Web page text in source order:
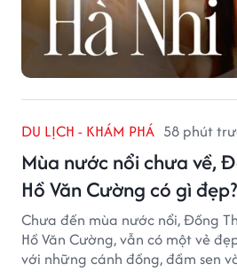
DU LỊCH - KHÁM PHÁ 58 phút
Mùa nước nổi chưa về,
Hồ Văn Cường có gì đẹp?
Chưa đến mùa nước nổi, Đồng
Hồ Văn Cường, vẫn có một vẻ
với những cánh đồng, đầm sen